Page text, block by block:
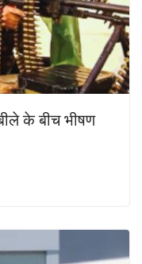
के बीच भीषण